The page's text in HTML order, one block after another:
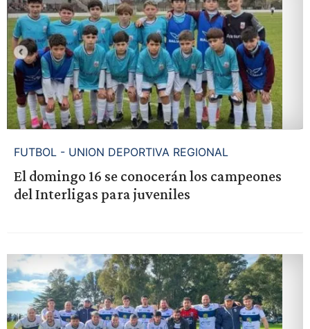
FUTBOL - UNION DEPORTIVA REGIONAL
El domingo 16 se conocerán los campeones
del Interligas para juveniles